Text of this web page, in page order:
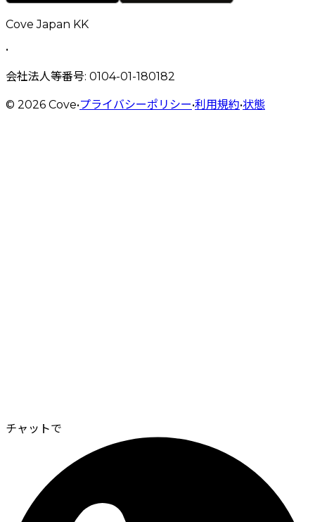
Cove Japan KK
•
会社法人等番号: 0104-01-180182
© 2026 Cove•プライバシーポリシー•利用規約•状態
チャットで